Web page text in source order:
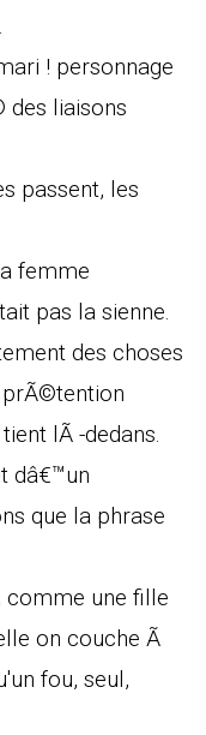
! personnage
liaisons
passent, les
femme
pas la sienne.
des choses
lÃ -dedans.
dâ€™un
que la phrase
une fille
on couche Ã
fou, seul,